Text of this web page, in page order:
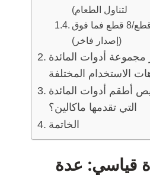
لتناول الطعام)
أطقم مكونة من 7 قطع/8 قطع فما فوق
(إصدار فاخر)
أدوات المائدة
المختلفة
أدوات المائدة
تقدمها ماكالين؟
الخاتمة
عدة